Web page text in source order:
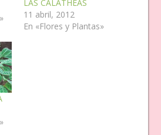
LAS CALATHEAS
11 abril, 2012
En «Flores y Plantas»